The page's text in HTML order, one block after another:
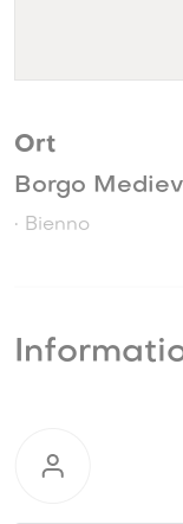
Ort
Borgo
• Bienno